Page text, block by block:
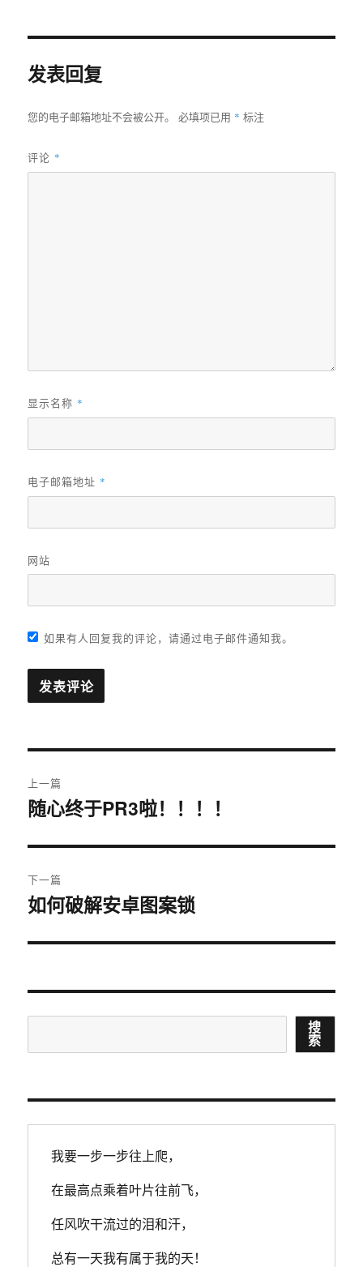
发表回复
您的电子邮箱地址不会被公开。 必填项已用 * 标注
评论 *
显示名称 *
电子邮箱地址 *
网站
如果有人回复我的评论，请通过电子邮件通知我。
章
上一篇
上
文
章：
随心终于PR3啦！！！！
下一篇
下
文
如何破解安卓图案锁
搜
索
我要一步一步往上爬，
在最高点乘着叶片往前飞，
任风吹干流过的泪和汗，
总有一天我有属于我的天！